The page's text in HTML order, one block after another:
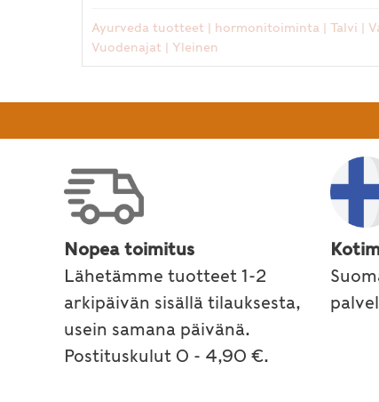
Ayurveda tuotteet | hormonitoiminta | Talvi |
Vuodenajat | Yleinen
Nopea toimitus
Lähetämme tuotteet 1-2
arkipäivän sisällä tilauksesta,
usein samana päivänä.
Postituskulut 0 - 4,90 €.